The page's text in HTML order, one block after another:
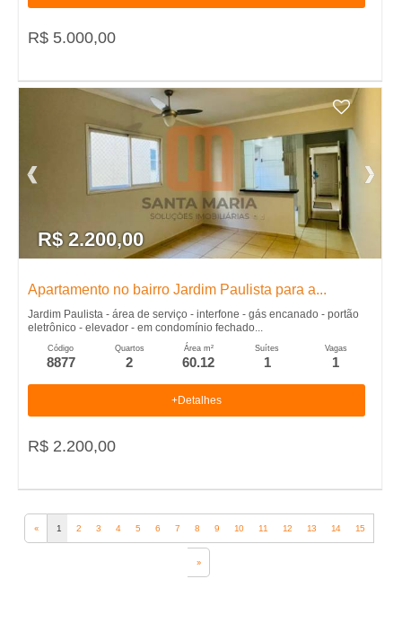
R$ 5.000,00
R$ 2.200,00
Apartamento no bairro Jardim Paulista para a...
Jardim Paulista - área de serviço - interfone - gás encanado - portão
eletrônico - elevador - em condomínio fechado...
Código
8877
Quartos
2
Área m²
60.12
Suítes
1
Vagas
1
+Detalhes
R$ 2.200,00
‹‹ 1 2 3 4 5 6 7 8 9 10 11 12 13 14 15
››